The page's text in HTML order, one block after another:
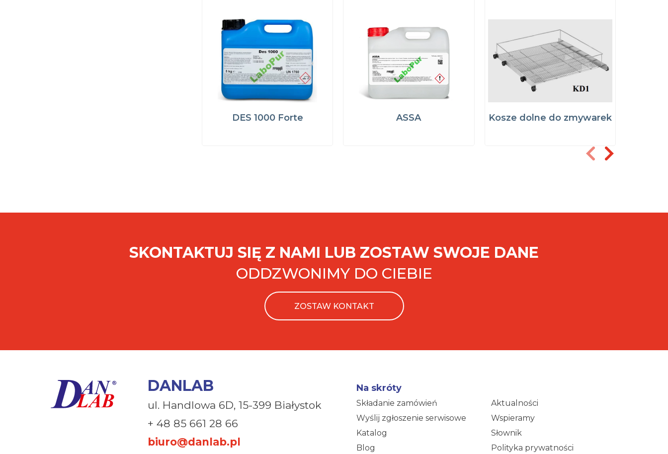
DES 1000 Forte ASSA Kosze dolne do zmywarek
SKONTAKTUJ SIĘ Z NAMI LUB ZOSTAW SWOJE DANE
ODDZWONIMY DO CIEBIE
ZOSTAW KONTAKT
DANLAB
ul. Handlowa 6D, 15-399 Białystok
+ 48 85 661 28 66
biuro@danlab.pl
Na skróty
Składanie zamówień
Wyślij zgłoszenie serwisowe
Katalog
Blog
Aktualności
Wspieramy
Słownik
Polityka prywatności